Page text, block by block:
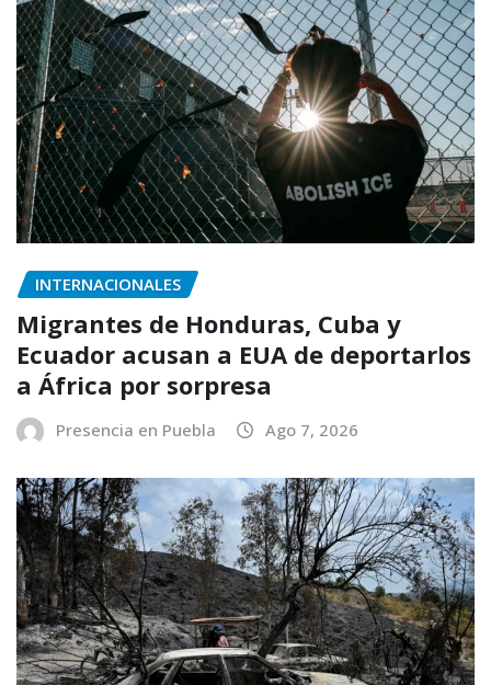
INTERNACIONALES
Migrantes de Honduras, Cuba y
Ecuador acusan a EUA de deportarlos
a África por sorpresa
Presencia en Puebla Ago 7, 2026